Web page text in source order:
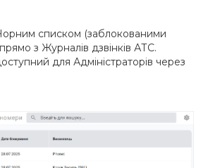
списком (заблокованими
з Журналів дзвінків АТС.
для Адміністраторів через